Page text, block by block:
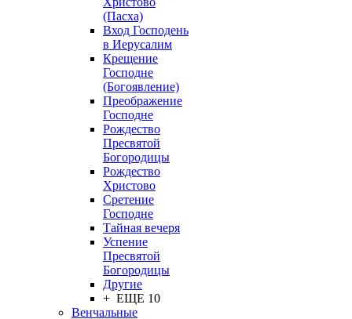
(Пасха)
Вход Господень
в Иерусалим
Крещение
Господне
(Богоявление)
Преображение
Господне
Рождество
Пресвятой
Богородицы
Рождество
Христово
Сретение
Господне
Тайная вечеря
Успение
Пресвятой
Богородицы
Другие
+ ЕЩЕ 10
Венчальные